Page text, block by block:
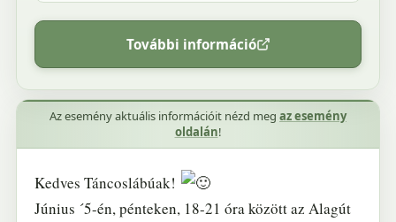
További információ
Az esemény aktuális információit nézd meg az esemény
oldalán!
Kedves Táncoslábúak!
Június ´5-én, pénteken, 18-21 óra között az Alagút